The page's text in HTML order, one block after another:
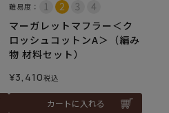
難易度：
マーガレットマフラー＜ク
ロッシュコットンA＞（編み
物 材料セット）
¥3,410税込
カートに入れる